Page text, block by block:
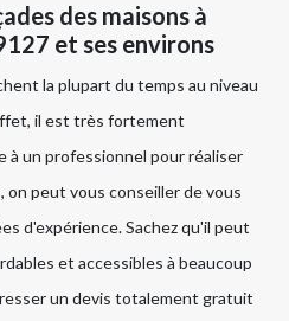
des maisons à
et ses environs
la plupart du temps au niveau
il est très fortement
à un professionnel pour réaliser
on peut vous conseiller de vous
d'expérience. Sachez qu'il peut
et accessibles à beaucoup
un devis totalement gratuit